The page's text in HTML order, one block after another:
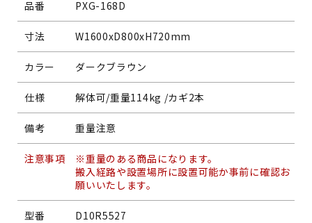
品番 PXG-168D
寸法 W1600xD800xH720mm
カラー ダークブラウン
仕様 解体可/重量114kg /カギ2本
備考 重量注意
注意事項
※重量のある商品になります。
搬入経路や設置場所に設置可能か事前に確認お
願いいたします。
型番 D10R5527